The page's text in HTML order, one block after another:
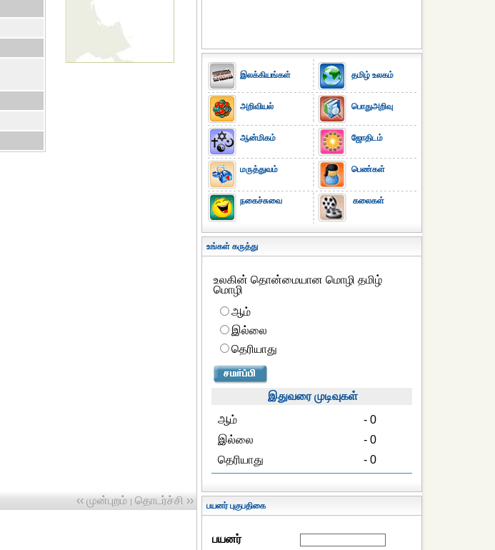
‹‹ முன்புறம் | தொடர்ச்சி ››
இலக்கியங்கள்
அறிவியல்
ஆன்மிகம்
மருத்துவம்
நகைச்சுவை
தமிழ் உலகம்
பொதுஅறிவு
ஜோதிடம்
பெண்கள்
கலைகள்
உங்கள் கருத்து
உலகின் தொன்மையான மொழி தமிழ்
மொழி
ஆம்
இல்லை
தெரியாது
இதுவரை முடிவுகள்
ஆம்
- 0
இல்லை
- 0
தெரியாது
- 0
பயனர் புகுபதிகை
பயனர்